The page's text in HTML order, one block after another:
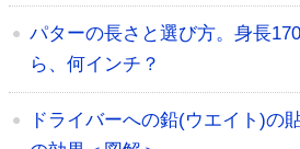
パターの長さと選び方。身長
ら、何インチ？
ドライバーへの鉛(ウエイト)の